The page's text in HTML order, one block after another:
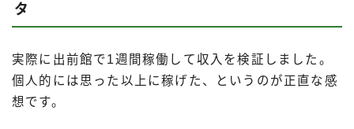
タ
実際に出前館で1週間稼働して収入を検証しました。
個人的には思った以上に稼げた、というのが正直な感
想です。